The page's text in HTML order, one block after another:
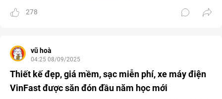
278
vũ hoà
04:25 08/09/2025
Thiết kế đẹp, giá mềm, sạc miễn phí, xe máy điện
VinFast được săn đón đầu năm học mới